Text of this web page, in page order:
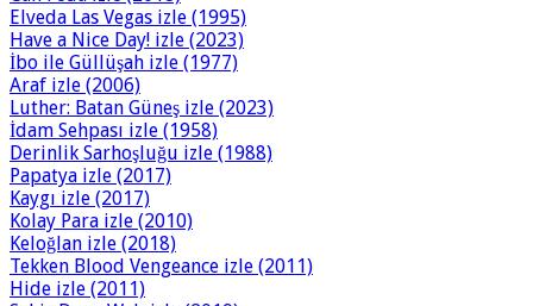
Elveda Las Vegas izle (1995)
Have a Nice Day! izle (2023)
İbo ile Güllüşah izle (1977)
Araf izle (2006)
Luther: Batan Güneş izle (2023)
İdam Sehpası izle (1958)
Derinlik Sarhoşluğu izle (1988)
Papatya izle (2017)
Kaygı izle (2017)
Kolay Para izle (2010)
Keloğlan izle (2018)
Tekken Blood Vengeance izle (2011)
Hide izle (2011)